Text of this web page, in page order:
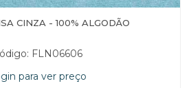
CINZA - 100% ALGODÃO
FLN06606
para ver preço